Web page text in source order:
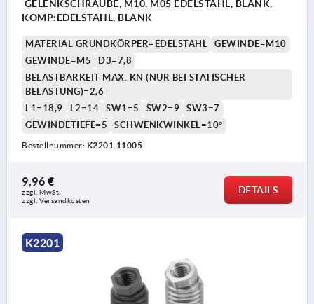
GELENKSCHRAUBE, M10, M05 EDELSTAHL, BLANK,
KOMP:EDELSTAHL, BLANK
MATERIAL GRUNDKÖRPER=EDELSTAHL
GEWINDE=M10
GEWINDE=M5
D3=7,8
BELASTBARKEIT MAX. KN (NUR BEI STATISCHER
BELASTUNG)=2,6
L1=18,9
L2=14 SW1=5 SW2=9
SW3=7
GEWINDETIEFE=5
SCHWENKWINKEL=10°
Bestellnummer: K2201.11005
9,96 €
zzgl. MwSt.
zzgl. Versandkosten
DETAILS
K2201